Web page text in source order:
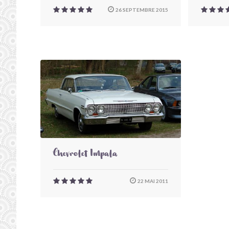
26 SEPTEMBRE 2015
Chevrolet Impala
22 MAI 2011